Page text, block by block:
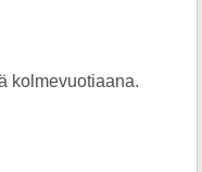
kolmevuotiaana.